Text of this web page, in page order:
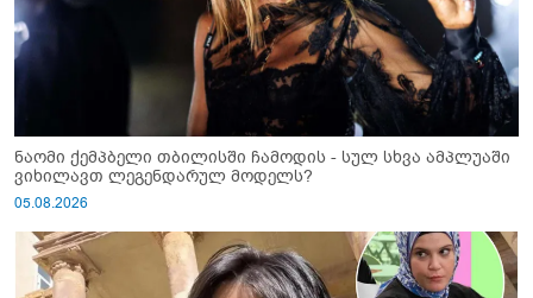
ნაომი ქემპბელი თბილისში ჩამოდის - სულ სხვა ამპლუაში
ვიხილავთ ლეგენდარულ მოდელს?
05.08.2026